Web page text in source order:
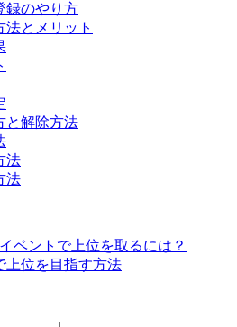
録のやり方
法とメリット
と解除方法
法
法
ベントで上位を取るには？
上位を目指す方法